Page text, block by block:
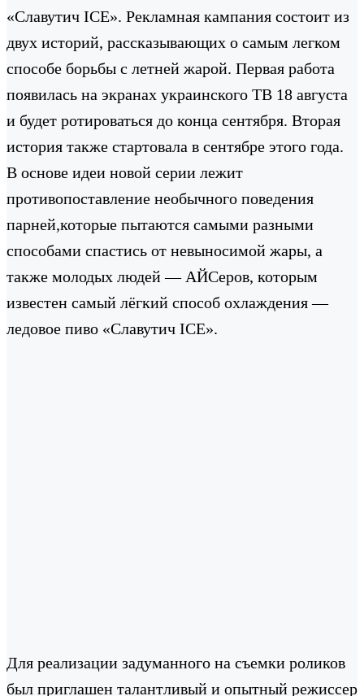
«Славутич ICE». Рекламная кампания состоит из
двух историй, рассказывающих о самым легком
способе борьбы с летней жарой. Первая работа
появилась на экранах украинского ТВ 18 августа
и будет ротироваться до конца сентября. Вторая
история также стартовала в сентябре этого года.
В основе идеи новой серии лежит
противопоставление необычного поведения
парней,которые пытаются самыми разными
способами спастись от невыносимой жары, а
также молодых людей — АЙСеров, которым
известен самый лёгкий способ охлаждения —
ледовое пиво «Славутич ICE».
Для реализации задуманного на съемки роликов
был приглашен талантливый и опытный режиссер